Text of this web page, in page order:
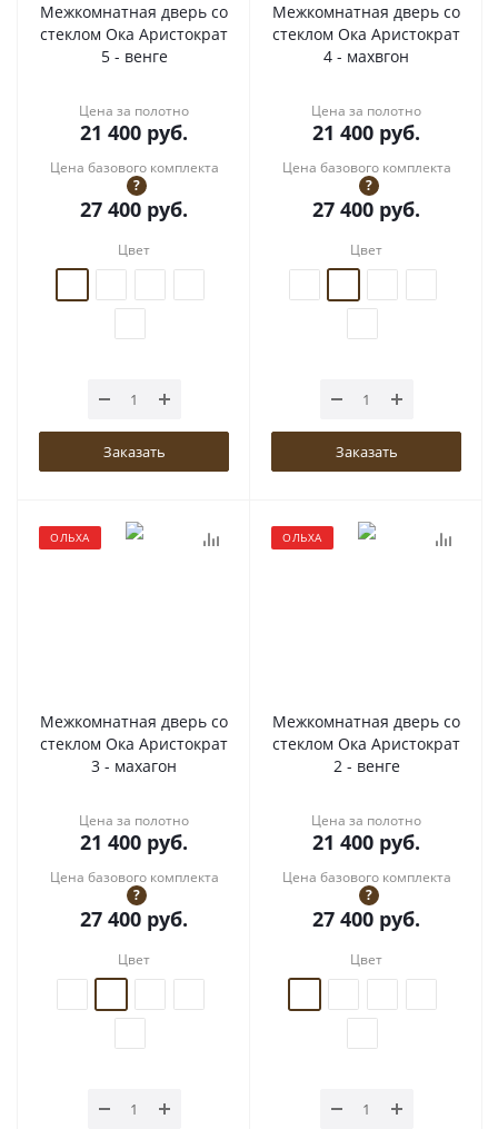
Межкомнатная дверь со
стеклом Ока Аристократ
5 - венге
Цена за полотно
21 400 руб.
Цена базового комплекта
?
27 400 руб.
Цвет
Заказать
Межкомнатная дверь со
стеклом Ока Аристократ
4 - махвгон
Цена за полотно
21 400 руб.
Цена базового комплекта
?
27 400 руб.
Цвет
Заказать
ОЛЬХА
Межкомнатная дверь со
стеклом Ока Аристократ
3 - махагон
Цена за полотно
21 400 руб.
Цена базового комплекта
?
27 400 руб.
Цвет
ОЛЬХА
Межкомнатная дверь со
стеклом Ока Аристократ
2 - венге
Цена за полотно
21 400 руб.
Цена базового комплекта
?
27 400 руб.
Цвет